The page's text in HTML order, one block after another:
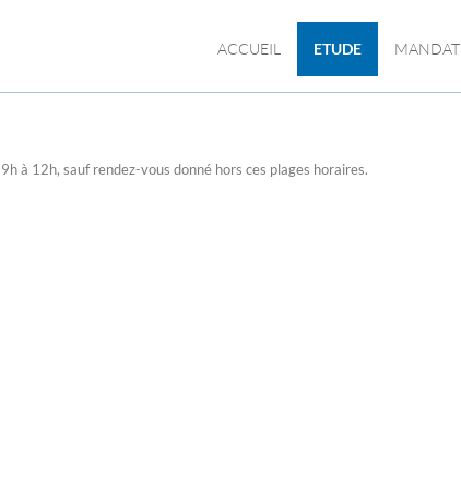
ACCUEIL ETUDE MANDAT
à 12h, sauf rendez-vous donné hors ces plages horaires.